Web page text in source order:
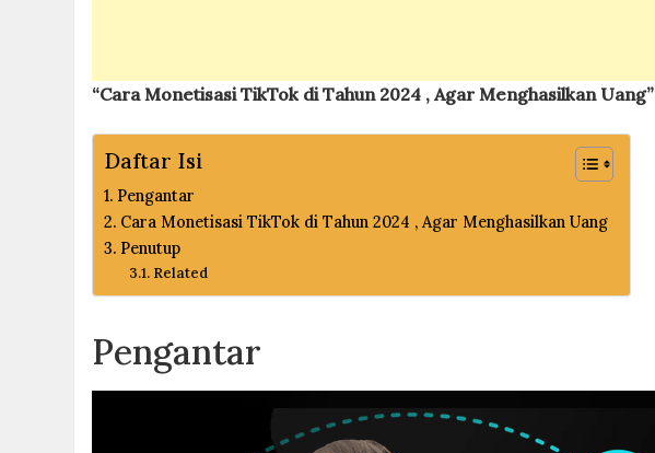
“Cara Monetisasi TikTok di Tahun 2024 , Agar Menghasilkan Uang”
Daftar Isi
Pengantar
Cara Monetisasi TikTok di Tahun 2024 , Agar Menghasilkan Uang
Penutup
Related
Pengantar